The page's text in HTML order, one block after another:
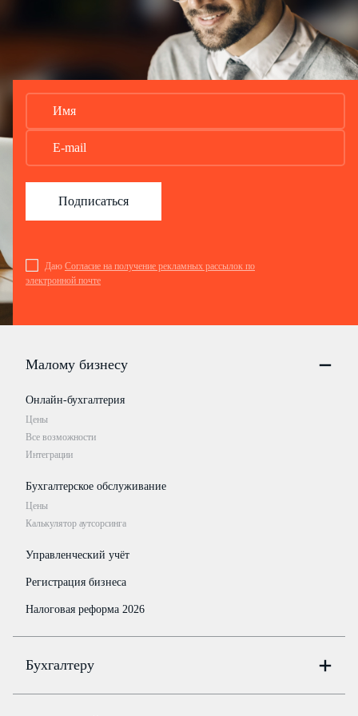
Даю Согласие на получение рекламных рассылок по
электронной почте
Подписаться
Малому бизнесу
Онлайн-бухгалтерия
Цены
Все возможности
Интеграции
Бухгалтерское обслуживание
Цены
Калькулятор аутсорсинга
Управленческий учёт
Регистрация бизнеса
Налоговая реформа 2026
Бухгалтеру